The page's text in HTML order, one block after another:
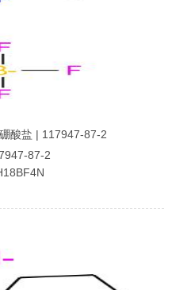
酸盐 | 117947-87-2
87-2